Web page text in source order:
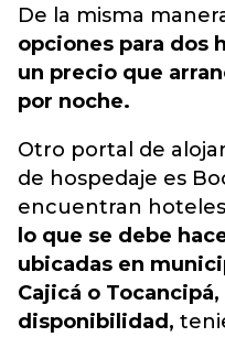
De la misma
opciones para dos
un precio que
por noche.
Otro portal de
de hospedaje es
encuentran
lo que se debe
ubicadas en
Cajicá o
disponibilidad,